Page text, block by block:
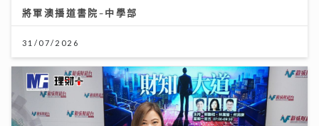
將軍澳播道書院-中學部
31/07/2026